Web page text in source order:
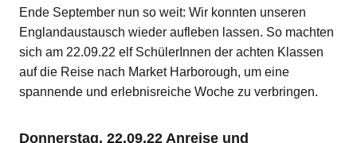
Ende September nun so weit: Wir konnten unseren
Englandaustausch wieder aufleben lassen. So machten
sich am 22.09.22 elf SchülerInnen der achten Klassen
auf die Reise nach Market Harborough, um eine
spannende und erlebnisreiche Woche zu verbringen.
Donnerstag, 22.09.22 Anreise und